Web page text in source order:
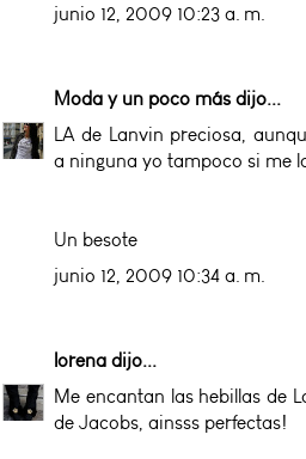
junio 12, 2009 10:23 a. m.
Moda y un poco más dijo...
LA de Lanvin preciosa,
a ninguna yo tampoco si me
Un besote
junio 12, 2009 10:34 a. m.
lorena dijo...
Me encantan las hebillas de
de Jacobs, ainsss perfectas!